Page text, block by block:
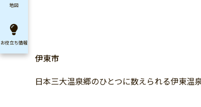
伊東市
日本三大温泉郷のひとつに数えられる伊東温
地図
お役立ち情報